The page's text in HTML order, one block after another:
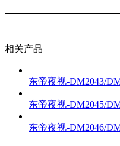
相关产品
东帝夜视-DM2043/
东帝夜视-DM2045/
东帝夜视-DM2046/